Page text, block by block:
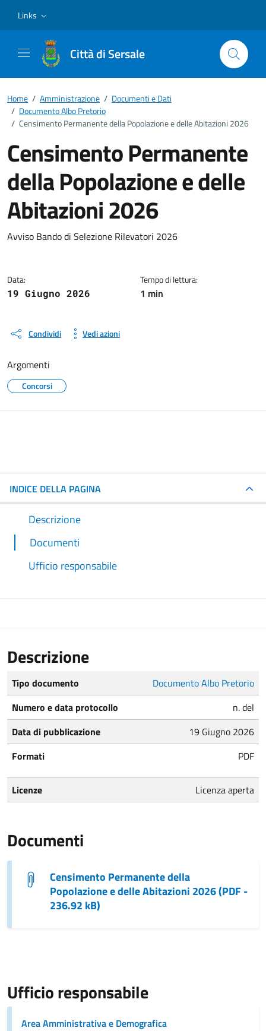
Links
Città di Sersale
Home / Amministrazione / Documenti e Dati
/ Documento Albo Pretorio
/ Censimento Permanente della Popolazione e delle Abitazioni 2026
Censimento Permanente
della Popolazione e delle
Abitazioni 2026
Dettagli del documento
Avviso Bando di Selezione Rilevatori 2026
Data:
19 Giugno 2026
Tempo di lettura:
1 min
Condividi Vedi azioni
Argomenti
Concorsi
INDICE DELLA PAGINA
Descrizione
Documenti
Ufficio responsabile
Descrizione
Tipo documento
Documento Albo Pretorio
Numero e data protocollo
n. del
Data di pubblicazione
19 Giugno 2026
Formati
PDF
Licenze Licenza aperta
Documenti
Censimento Permanente della
Popolazione e delle Abitazioni 2026 (PDF -
236.92 kB)
Ufficio responsabile
Area Amministrativa e Demografica